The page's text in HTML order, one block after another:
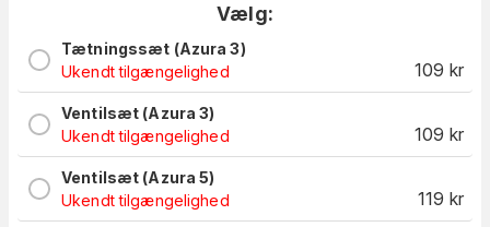
Vælg:
Tætningssæt (Azura 3)
Ukendt tilgængelighed
109 kr
Ventilsæt (Azura 3)
Ukendt tilgængelighed
109 kr
Ventilsæt (Azura 5)
Ukendt tilgængelighed
119 kr